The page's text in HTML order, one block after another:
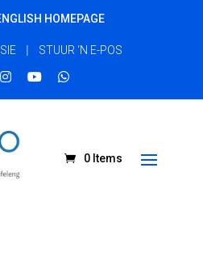
HOMEPAGE
| STUUR ‘N E-POS
0 Items